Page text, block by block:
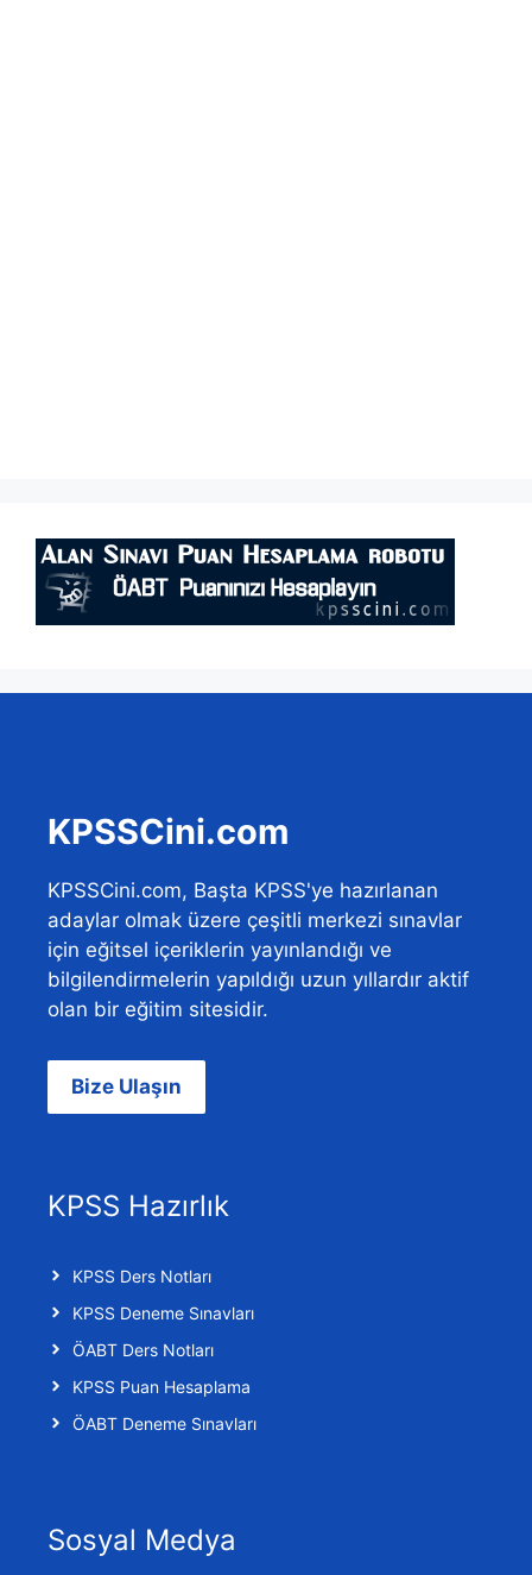
KPSSCini.com
KPSSCini.com, Başta KPSS'ye hazırlanan
adaylar olmak üzere çeşitli merkezi sınavlar
için eğitsel içeriklerin yayınlandığı ve
bilgilendirmelerin yapıldığı uzun yıllardır aktif
olan bir eğitim sitesidir.
Bize Ulaşın
KPSS Hazırlık
KPSS Ders Notları
KPSS Deneme Sınavları
ÖABT Ders Notları
KPSS Puan Hesaplama
ÖABT Deneme Sınavları
Sosyal Medya